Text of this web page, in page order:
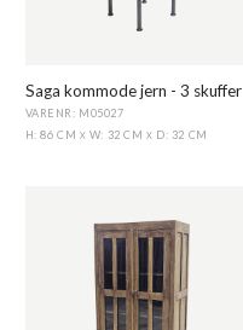
Saga kommode jern - 3 skuffer
VARENR: M05027
H: 86 CM X W: 32 CM X D: 32 CM